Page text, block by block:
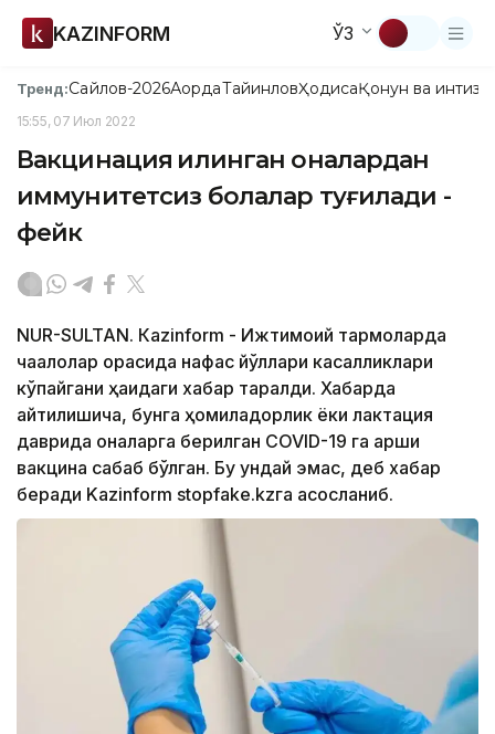
KAZINFORM ЎЗ
Тренд:Сайлов-2026АқордаТайинловҲодисаҚонун ва
15:55, 07 Июл 2022
Вакцинация қилинган оналардан
иммунитетсиз болалар туғилади -
фейк
NUR-SULTAN. Кazinform - Ижтимоий тармоқларда
чақалоқлар орасида нафас йўллари касалликлари
кўпайгани ҳақидаги хабар тарқалди. Хабарда
айтилишича, бунга ҳомиладорлик ёки лактация
даврида оналарга берилган COVID-19 га қарши
вакцина сабаб бўлган. Бу ундай эмас, деб хабар
беради Kazinform stopfake.kzга асосланиб.